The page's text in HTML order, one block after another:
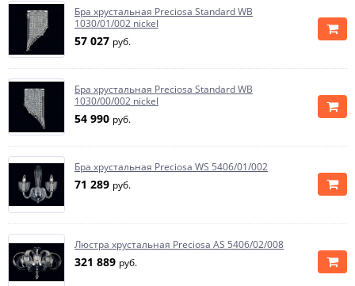
Бра хрустальная Preciosa Standard WB
1030/01/002 nickel
57 027 руб.
Бра хрустальная Preciosa Standard WB
1030/00/002 nickel
54 990 руб.
Бра хрустальная Preciosa WS 5406/01/002
71 289 руб.
Люстра хрустальная Preciosa AS 5406/02/008
321 889 руб.